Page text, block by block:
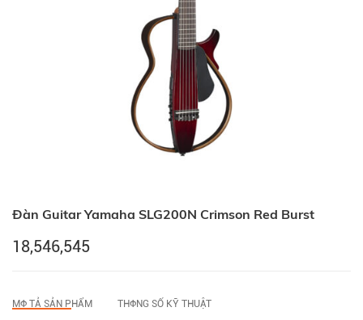
Đàn Guitar Yamaha SLG200N Crimson Red Burst
18,546,545
MФ TẢ SẢN PHẨM THФNG SỐ KỸ THUẬT